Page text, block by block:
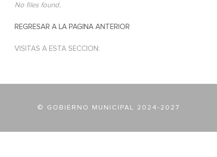
No files found.
REGRESAR A LA PAGINA ANTERIOR
VISITAS A ESTA SECCION:
© GOBIERNO MUNICIPAL 2024-2027